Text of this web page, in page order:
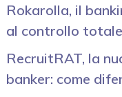
Rokarolla, il
al controllo
RecruitRAT, la
banker: come